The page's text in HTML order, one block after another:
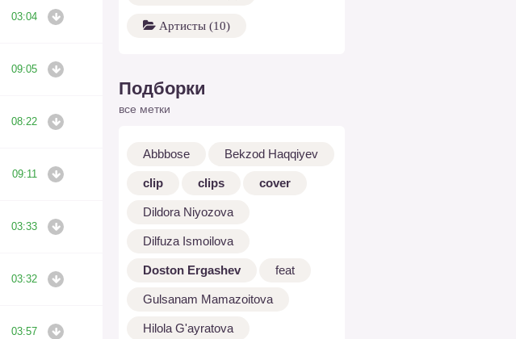
03:04
09:05
08:22
09:11
03:33
03:32
03:57
Артисты (10)
Подборки
все метки
Abbbose Bekzod Haqqiyev
clip clips cover
Dildora Niyozova
Dilfuza Ismoilova
Doston Ergashev feat
Gulsanam Mamazoitova
Hilola G'ayratova